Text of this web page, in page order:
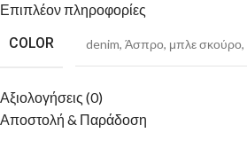
Επιπλέον πληροφορίες
COLOR
denim, Άσπρο, μπλε σκούρο,
Αξιολογήσεις (0)
Αποστολή & Παράδοση